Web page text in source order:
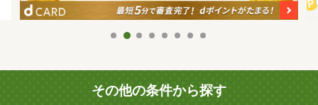
その他の条件から探す